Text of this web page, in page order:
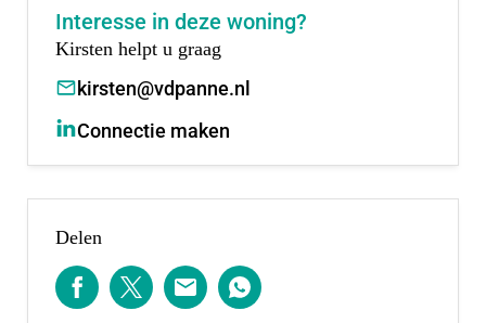
Bijzonderheden:
- Aan het water
- Gelegen op eigen grond
- Aan het water
- Dakkapel aan achterzijde
- Voorzien van airconditioning
Rotterdam-Nesselande is een moderne en
levendige wijk, prachtig gelegen aan de
Interesse in deze woning?
Kirsten helpt u graag
kirsten@vdpanne.nl
Connectie maken
Delen